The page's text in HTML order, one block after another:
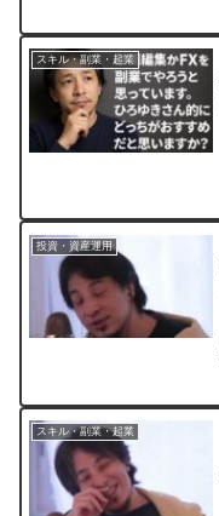
スキル・副業・起業
投資・資産運用
スキル・副業・起業